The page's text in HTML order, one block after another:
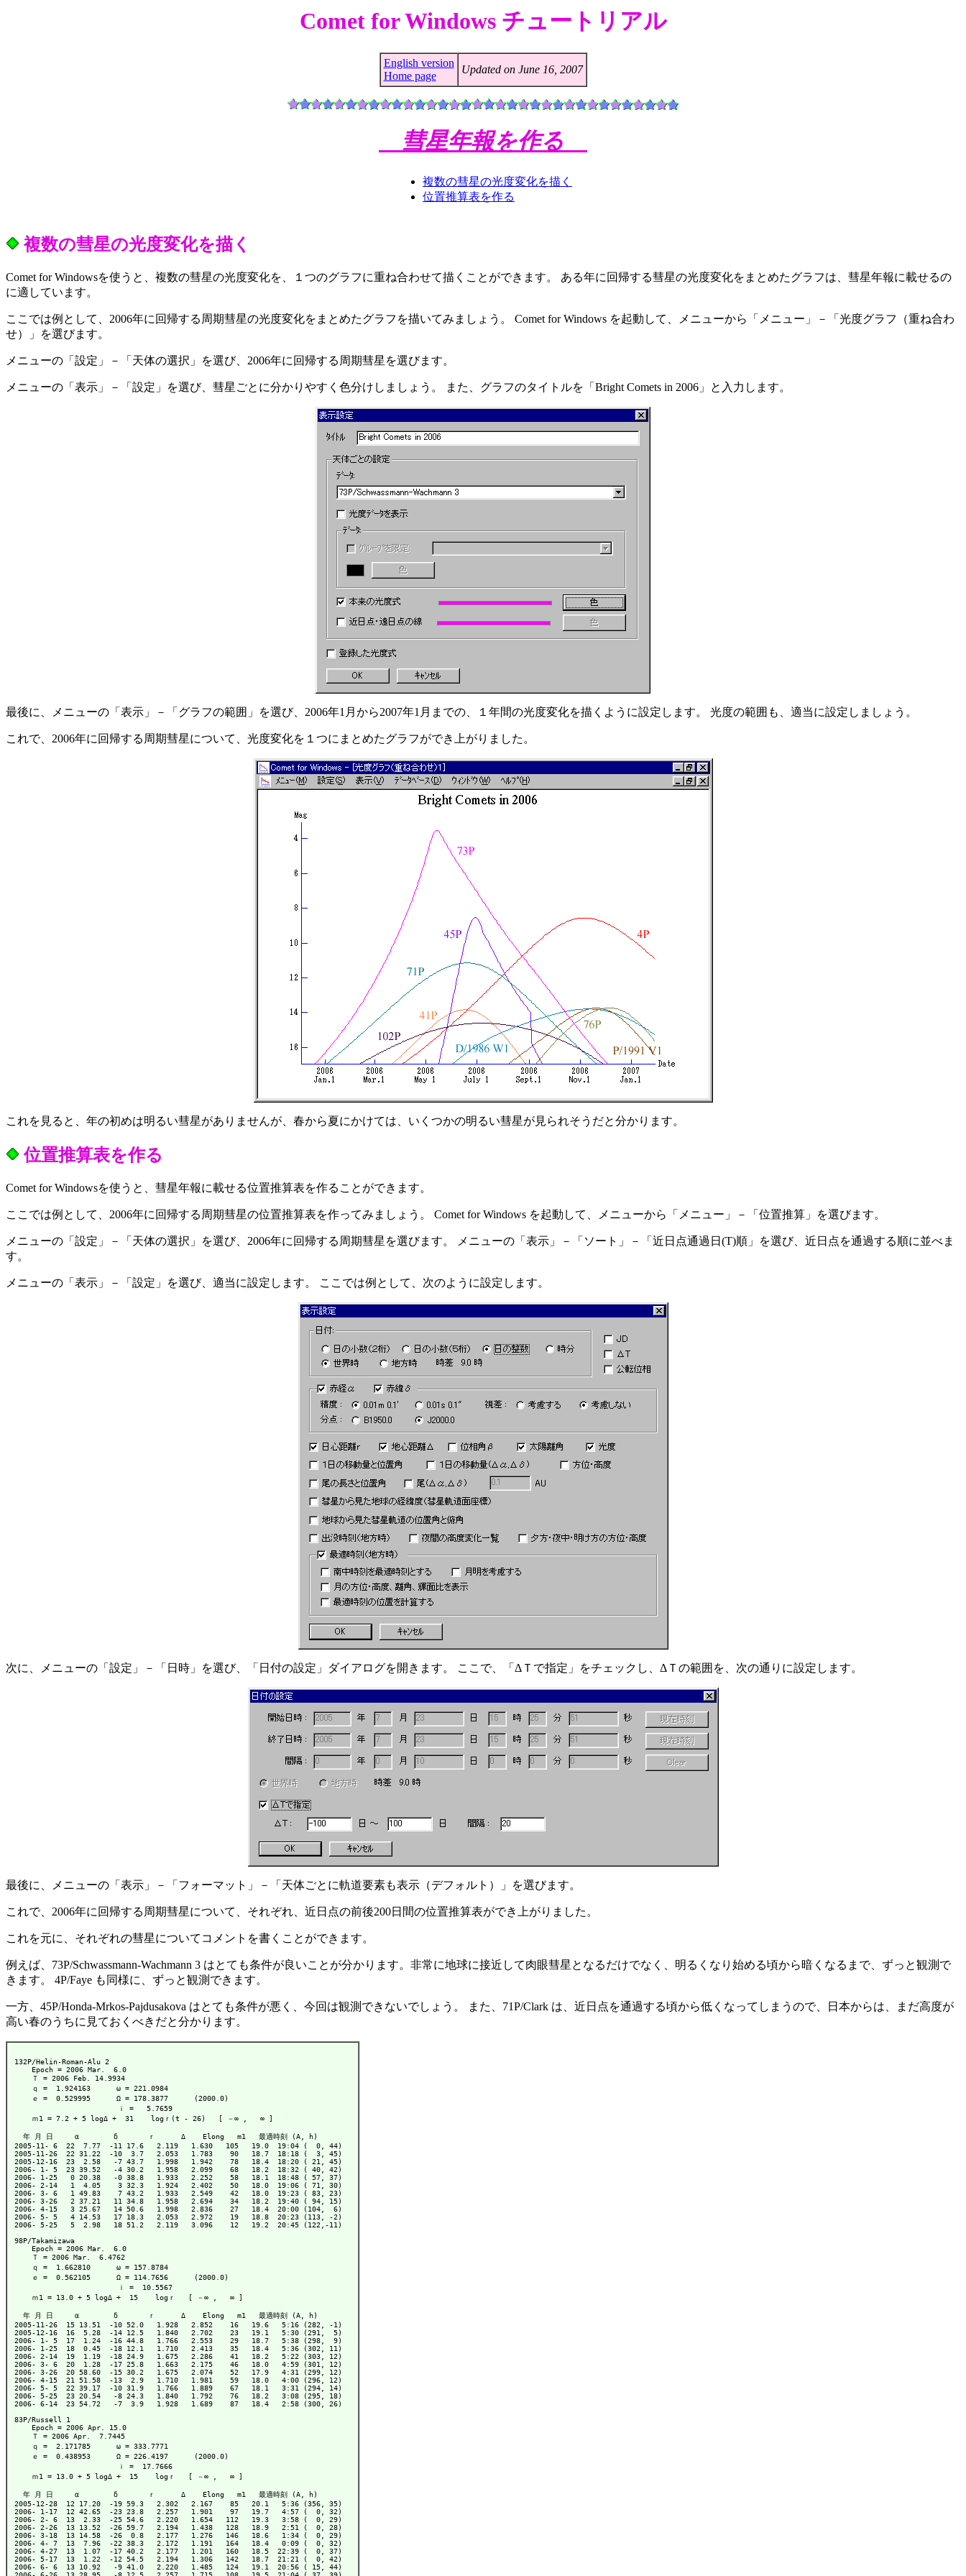
Comet for Windows チュートリアル
English version
Home page
Updated on June 16, 2007
彗星年報を作る
複数の彗星の光度変化を描く
位置推算表を作る
複数の彗星の光度変化を描く
Comet for Windowsを使うと、複数の彗星の光度変化を、１つのグラフに重ね合わせて描くことができます。 ある年に回帰する彗星の光度変化をまとめたグラフは、彗星年報に載せるの
に適しています。
ここでは例として、2006年に回帰する周期彗星の光度変化をまとめたグラフを描いてみましょう。 Comet for Windows を起動して、メニューから「メニュー」－「光度グラフ（重ね合わ
せ）」を選びます。
メニューの「設定」－「天体の選択」を選び、2006年に回帰する周期彗星を選びます。
メニューの「表示」－「設定」を選び、彗星ごとに分かりやすく色分けしましょう。 また、グラフのタイトルを「Bright Comets in 2006」と入力します。
最後に、メニューの「表示」－「グラフの範囲」を選び、2006年1月から2007年1月までの、１年間の光度変化を描くように設定します。 光度の範囲も、適当に設定しましょう。
これで、2006年に回帰する周期彗星について、光度変化を１つにまとめたグラフができ上がりました。
これを見ると、年の初めは明るい彗星がありませんが、春から夏にかけては、いくつかの明るい彗星が見られそうだと分かります。
位置推算表を作る
Comet for Windowsを使うと、彗星年報に載せる位置推算表を作ることができます。
ここでは例として、2006年に回帰する周期彗星の位置推算表を作ってみましょう。 Comet for Windows を起動して、メニューから「メニュー」－「位置推算」を選びます。
メニューの「設定」－「天体の選択」を選び、2006年に回帰する周期彗星を選びます。 メニューの「表示」－「ソート」－「近日点通過日(T)順」を選び、近日点を通過する順に並べま
す。
メニューの「表示」－「設定」を選び、適当に設定します。 ここでは例として、次のように設定します。
次に、メニューの「設定」－「日時」を選び、「日付の設定」ダイアログを開きます。 ここで、「ΔＴで指定」をチェックし、ΔＴの範囲を、次の通りに設定します。
最後に、メニューの「表示」－「フォーマット」－「天体ごとに軌道要素も表示（デフォルト）」を選びます。
これで、2006年に回帰する周期彗星について、それぞれ、近日点の前後200日間の位置推算表ができ上がりました。
これを元に、それぞれの彗星についてコメントを書くことができます。
例えば、73P/Schwassmann-Wachmann 3 はとても条件が良いことが分かります。非常に地球に接近して肉眼彗星となるだけでなく、明るくなり始める頃から暗くなるまで、ずっと観測で
きます。 4P/Faye も同様に、ずっと観測できます。
一方、45P/Honda-Mrkos-Pajdusakova はとても条件が悪く、今回は観測できないでしょう。 また、71P/Clark は、近日点を通過する頃から低くなってしまうので、日本からは、まだ高度が
高い春のうちに見ておくべきだと分かります。